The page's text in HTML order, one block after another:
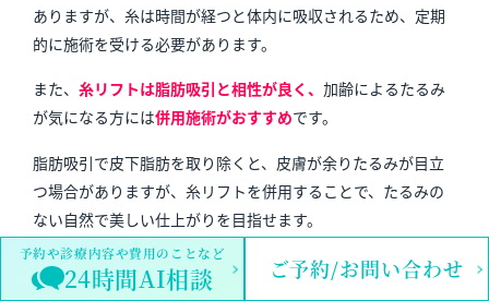
予約や診療内容や費用のことなど
24時間AI相談 ご予約/お問い合わせ
ありますが、糸は時間が経つと体内に吸収されるため、定期
的に施術を受ける必要があります。
また、 糸リフトは脂肪吸引と相性が良く、 加齢によるたるみ
が気になる方には併用施術がおすすめです。
脂肪吸引で皮下脂肪を取り除くと、皮膚が余りたるみが目立
つ場合がありますが、糸リフトを併用することで、たるみの
ない自然で美しい仕上がりを目指せます。
さらに、糸リフトと脂肪吸引を同時に行うことで、糸が皮膚
としっかり癒着し、リフトアップ効果が長続きする